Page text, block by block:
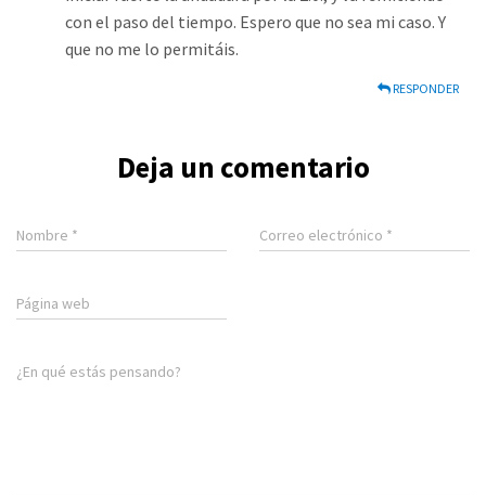
con el paso del tiempo. Espero que no sea mi caso. Y
que no me lo permitáis.
RESPONDER
Deja un comentario
Nombre * Correo electrónico *
Página web
¿En qué estás pensando?